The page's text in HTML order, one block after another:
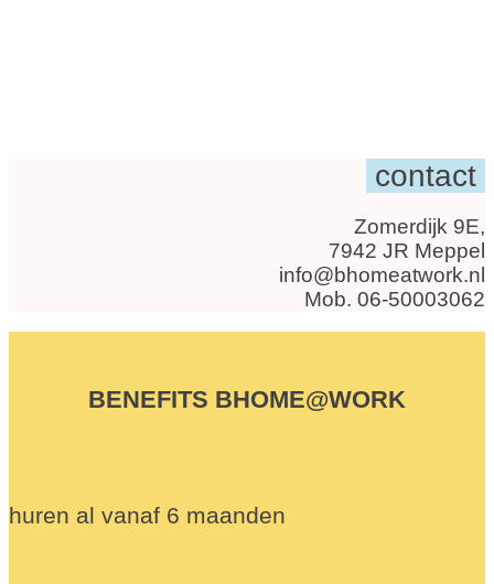
contact
Zomerdijk 9E,
7942 JR Meppel
info@bhomeatwork.nl
Mob. 06-50003062
BENEFITS BHOME@WORK
huren al vanaf 6 maanden